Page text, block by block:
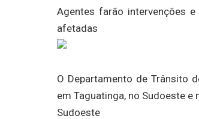
Agentes farão intervenções
afetadas
O Departamento de Trânsito
em Taguatinga, no Sudoeste e
Sudoeste